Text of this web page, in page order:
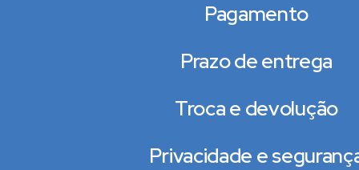
Pagamento
Prazo de entrega
Troca e devolução
Privacidade e